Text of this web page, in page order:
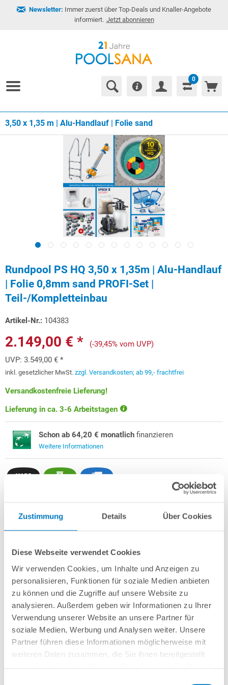
Zustimmung Details Über Cookies
Diese Webseite verwendet Cookies
Wir verwenden Cookies, um Inhalte und Anzeigen zu
personalisieren, Funktionen für soziale Medien anbieten
zu können und die Zugriffe auf unsere Website zu
analysieren. Außerdem geben wir Informationen zu Ihrer
Verwendung unserer Website an unsere Partner für
soziale Medien, Werbung und Analysen weiter. Unsere
Partner führen diese Informationen möglicherweise mit
weiteren Daten zusammen, die Sie ihnen bereitgestellt
Newsletter: Immer zuerst über Top-Deals und Knaller-Angebote
informiert. Jetzt abonnieren
0
3,50 x 1,35 m | Alu-Handlauf | Folie sand
Rundpool PS HQ 3,50 x 1,35m | Alu-Handlauf
| Folie 0,8mm sand PROFI-Set |
Teil-/Kompletteinbau
Artikel-Nr.: 104383
2.149,00 € *
(-39,45% vom UVP)
UVP: 3.549,00 € *
inkl. gesetzlicher MwSt. zzgl. Versandkosten; ab 99,- frachtfrei
Versandkostenfreie Lieferung!
Lieferung in ca. 3-6 Arbeitstagen
Schon ab 64,20 € monatlich finanzieren
Weitere Informationen
Stahlwand-Rundbecken SANAHQ -Made Germany- bestehend
Bodenschienen aus Kunststoff.
Als PROFI-Setinkl.:
POOLSANA UV-C Entkeimungsgerät 75 W : Reduziert den
Wasserpflegebedarf deutlich!
Unterlegvlies 500 g/m²
Einbauskimmer und Einlaufdüse
SandfilteranlagePOOLSANAPRO PRIME 400 / SPECK PP 7( Made in